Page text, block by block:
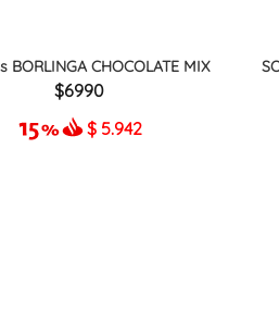
BORLINGA CHOCOLATE MIX
6990
$ 5.942